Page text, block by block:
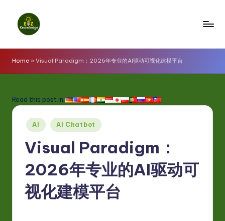
z
K
o
w
Home » Visual Paradigm：2026年专业的AI驱动可视化建模平台
Read this post in:
Posted
in
AI AI Chatbot
Visual Paradigm：
2026年专业的AI驱动可
视化建模平台